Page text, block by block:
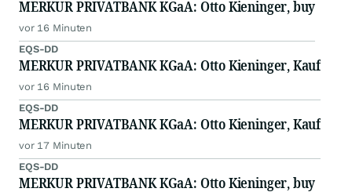
MERKUR PRIVATBANK KGaA: Otto Kieninger, buy
vor 16 Minuten
EQS-DD
MERKUR PRIVATBANK KGaA: Otto Kieninger, Kauf
vor 16 Minuten
EQS-DD
MERKUR PRIVATBANK KGaA: Otto Kieninger, Kauf
vor 17 Minuten
EQS-DD
MERKUR PRIVATBANK KGaA: Otto Kieninger, buy